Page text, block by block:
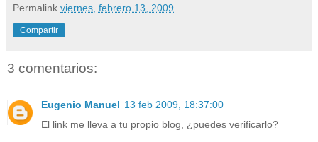
Permalink viernes, febrero 13, 2009
Compartir
3 comentarios:
Eugenio Manuel 13 feb 2009, 18:37:00
El link me lleva a tu propio blog, ¿puedes verificarlo?